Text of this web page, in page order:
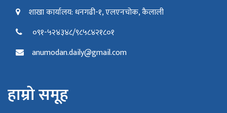
शाखा कार्यालय: धनगढी-१, एलएनचोक, कैलाली
०९१-५२४३४८/९८५८४२१८०१
anumodan.daily@gmail.com
हाम्रो समूह